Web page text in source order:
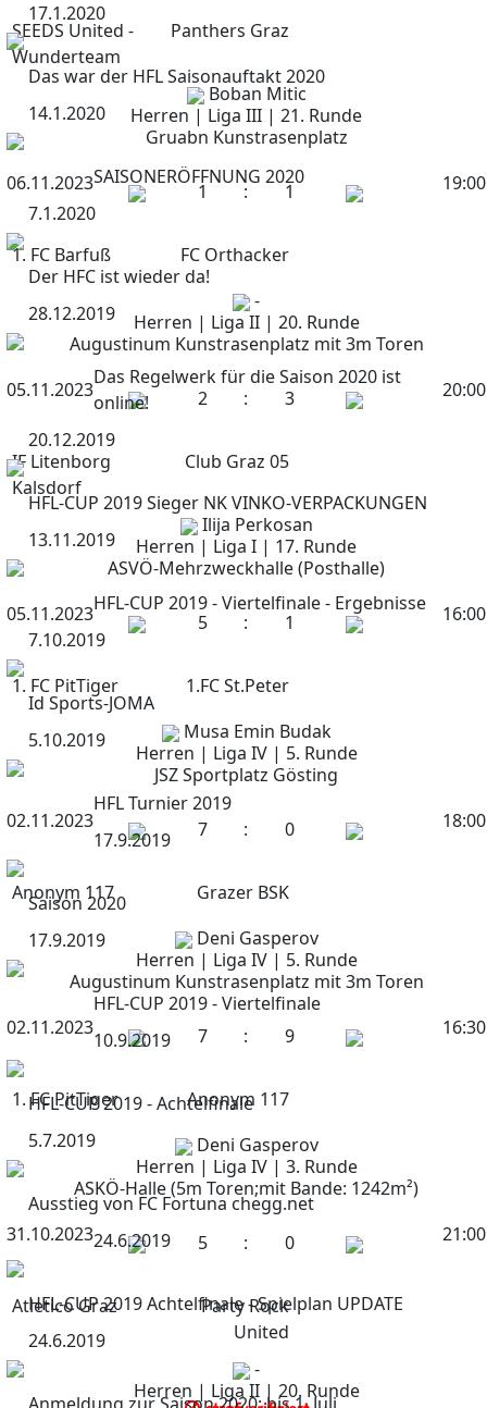
SEEDS United -
Wunderteam
Panthers Graz
Boban Mitic
Herren | Liga III | 21. Runde
Gruabn Kunstrasenplatz
06.11.2023
19:00
1 : 1
1. FC Barfuß
FC Orthacker
-
Herren | Liga II | 20. Runde
Augustinum Kunstrasenplatz mit 3m Toren
05.11.2023
20:00
2 : 3
IF Litenborg
Kalsdorf
Club Graz 05
Ilija Perkosan
Herren | Liga I | 17. Runde
ASVÖ-Mehrzweckhalle (Posthalle)
05.11.2023
16:00
5 : 1
1. FC PitTiger
1.FC St.Peter
Musa Emin Budak
Herren | Liga IV | 5. Runde
JSZ Sportplatz Gösting
02.11.2023
18:00
7 : 0
Anonym 117
Grazer BSK
Deni Gasperov
Herren | Liga IV | 5. Runde
Augustinum Kunstrasenplatz mit 3m Toren
02.11.2023
16:30
7 : 9
1. FC PitTiger
Anonym 117
Deni Gasperov
Herren | Liga IV | 3. Runde
ASKÖ-Halle (5m Toren;mit Bande: 1242m²)
31.10.2023
21:00
5 : 0
Atletico Graz
Party Rock
United
-
Herren | Liga II | 20. Runde
17.1.2020
Das war der HFL Saisonauftakt 2020
14.1.2020
SAISONERÖFFNUNG 2020
7.1.2020
Der HFC ist wieder da!
28.12.2019
Das Regelwerk für die Saison 2020 ist
online!
20.12.2019
HFL-CUP 2019 Sieger NK VINKO-VERPACKUNGEN
13.11.2019
HFL-CUP 2019 - Viertelfinale - Ergebnisse
7.10.2019
Id Sports-JOMA
5.10.2019
HFL Turnier 2019
17.9.2019
Saison 2020
17.9.2019
HFL-CUP 2019 - Viertelfinale
10.9.2019
HFL-CUP 2019 - Achtelfinale
5.7.2019
Ausstieg von FC Fortuna chegg.net
24.6.2019
HFL-CUP 2019 Achtelfinale - Spielplan UPDATE
24.6.2019